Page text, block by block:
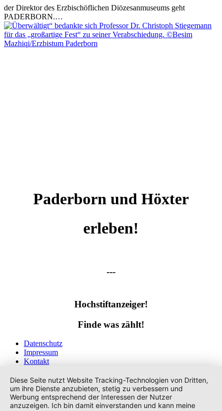
der Direktor des Erzbischöflichen Diözesanmuseums geht
PADERBORN.…
Paderborn und Höxter
erleben!
---
Hochstiftanzeiger!
Finde was zählt!
Datenschutz
Impressum
Kontakt
Diese Seite nutzt Website Tracking-Technologien von Dritten,
um ihre Dienste anzubieten, stetig zu verbessern und
Werbung entsprechend der Interessen der Nutzer
anzuzeigen. Ich bin damit einverstanden und kann meine